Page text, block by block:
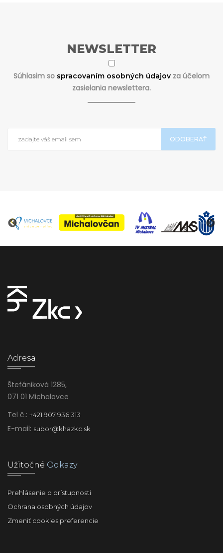
NEWSLETTER
Súhlasim so spracovaním osobných údajov za účelom
zasielania newslettera.
ODOBERAŤ
Adresa
Štefániková 1285,
071 01 Michalovce
Tel č.: +421 907 936 313
E-mail: subor@khazkc.sk
Užitočné Odkazy
Prehlásenie o prístupnosti
Ochrana osobných údajov
Zmeniť cookies preferencie